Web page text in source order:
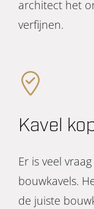
architect het
verfijnen.
Kavel
Er is veel
bouwkavels.
de juiste